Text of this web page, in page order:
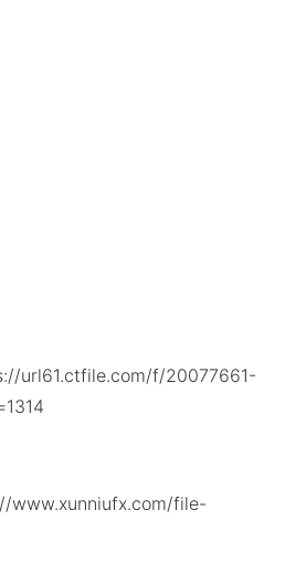
url61.ctfile.com/f/20077661-
www.xunniufx.com/file-